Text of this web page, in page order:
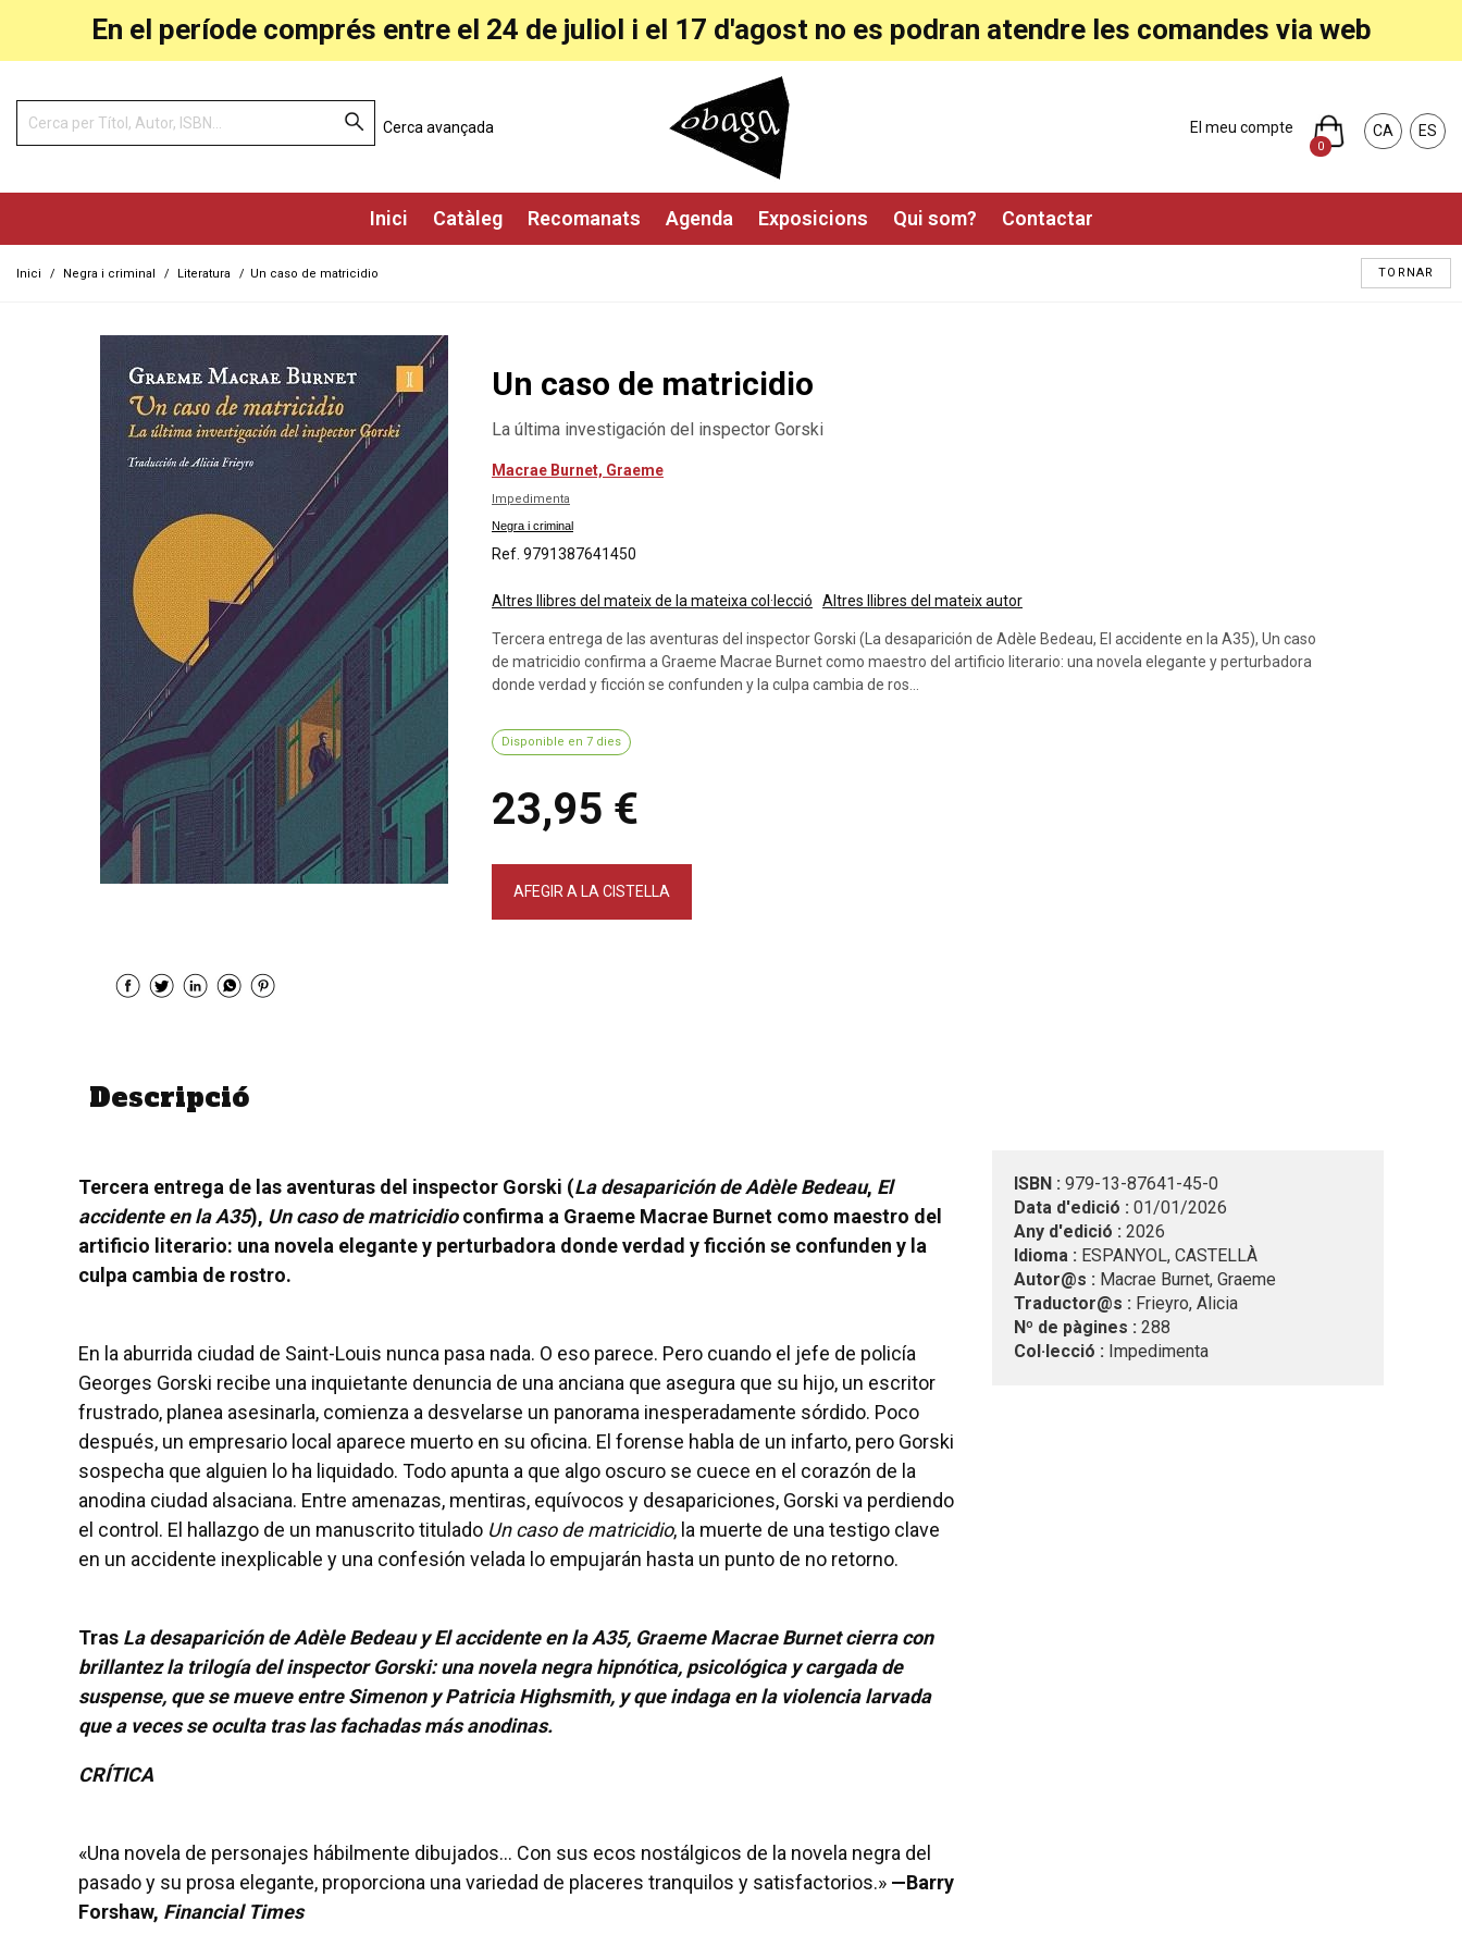
En el període comprés entre el 24 de juliol i el 17 d'agost no es podran atendre les comandes via web
CA ES
El meu compte
0
Inici Catàleg Recomanats Agenda Exposicions Qui som? Contactar
Cerca avançada
Inici / Negra i criminal / Literatura / Un caso de matricidio TORNAR
Un caso de matricidio
La última investigación del inspector Gorski
Macrae Burnet, Graeme
Impedimenta
Negra i criminal
Ref. 9791387641450
Altres llibres del mateix de la mateixa col·lecció Altres llibres del mateix autor
Tercera entrega de las aventuras del inspector Gorski (La desaparición de Adèle Bedeau, El accidente en la A35), Un caso
de matricidio confirma a Graeme Macrae Burnet como maestro del artificio literario: una novela elegante y perturbadora
donde verdad y ficción se confunden y la culpa cambia de ros...
Disponible en 7 dies
23,95 €
AFEGIR A LA CISTELLA
Descripció
ISBN : 979-13-87641-45-0
Data d'edició : 01/01/2026
Any d'edició : 2026
Idioma : ESPANYOL, CASTELLÀ
Autor@s : Macrae Burnet, Graeme
Traductor@s : Frieyro, Alicia
Nº de pàgines : 288
Col·lecció : Impedimenta
Tercera entrega de las aventuras del inspector Gorski (La desaparición de Adèle Bedeau, El
accidente en la A35), Un caso de matricidioconfirma a Graeme Macrae Burnet como maestro del
artificio literario: una novela elegante y perturbadora donde verdad y ficción se confunden y la
culpa cambia de rostro.
En la aburrida ciudad de Saint-Louis nunca pasa nada. O eso parece. Pero cuando el jefe de policía
Georges Gorski recibe una inquietante denuncia de una anciana que asegura que su hijo, un escritor
frustrado, planea asesinarla, comienza a desvelarse un panorama inesperadamente sórdido. Poco
después, un empresario local aparece muerto en su oficina. El forense habla de un infarto, pero Gorski
sospecha que alguien lo ha liquidado. Todo apunta a que algo oscuro se cuece en el corazón de la
anodina ciudad alsaciana. Entre amenazas, mentiras, equívocos y desapariciones, Gorski va perdiendo
el control. El hallazgo de un manuscrito titulado Un caso de matricidio, la muerte de una testigo clave
en un accidente inexplicable y una confesión velada lo empujarán hasta un punto de no retorno.
Tras La desaparición de Adèle BedeauyEl accidente en la A35, Graeme Macrae Burnet cierra con
brillantez la trilogía del inspector Gorski: una novela negra hipnótica, psicológica y cargada de
suspense, que se mueve entre Simenon y Patricia Highsmith, y que indaga en la violencia larvada
que a veces se oculta tras las fachadas más anodinas.
CRÍTICA
«Una novela de personajes hábilmente dibujados... Con sus ecos nostálgicos de la novela negra del
pasado y su prosa elegante, proporciona una variedad de placeres tranquilos y satisfactorios.» —Barry
Forshaw, Financial Times